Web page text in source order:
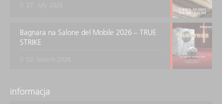
Bagnara na Salone del Mobile 2026 – TRUE
STRIKE
informacja